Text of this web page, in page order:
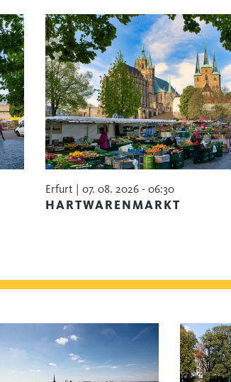
Erfurt | 07. 08. 2026 - 06:30
HARTWARENMARKT